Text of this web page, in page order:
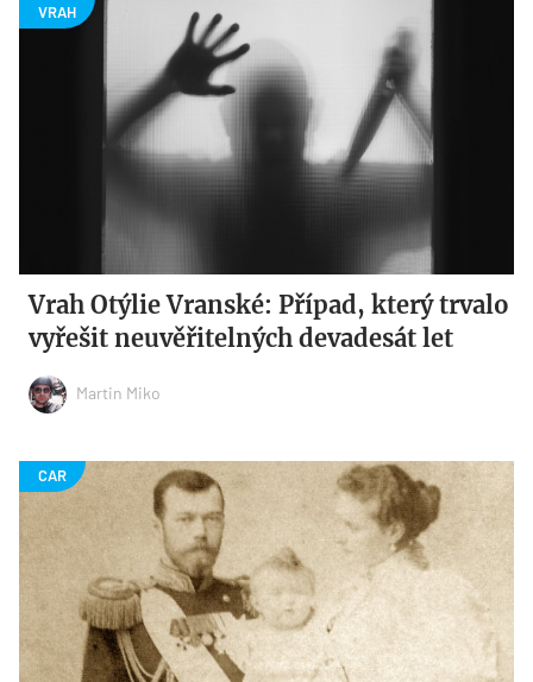
Vrah Otýlie Vranské: Případ, který trvalo
vyřešit neuvěřitelných devadesát let
Martin Miko